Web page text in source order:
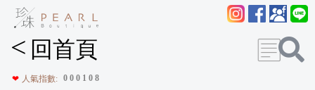
< 回首頁
❤ 人氣指數: 0 0 0 1 0 8